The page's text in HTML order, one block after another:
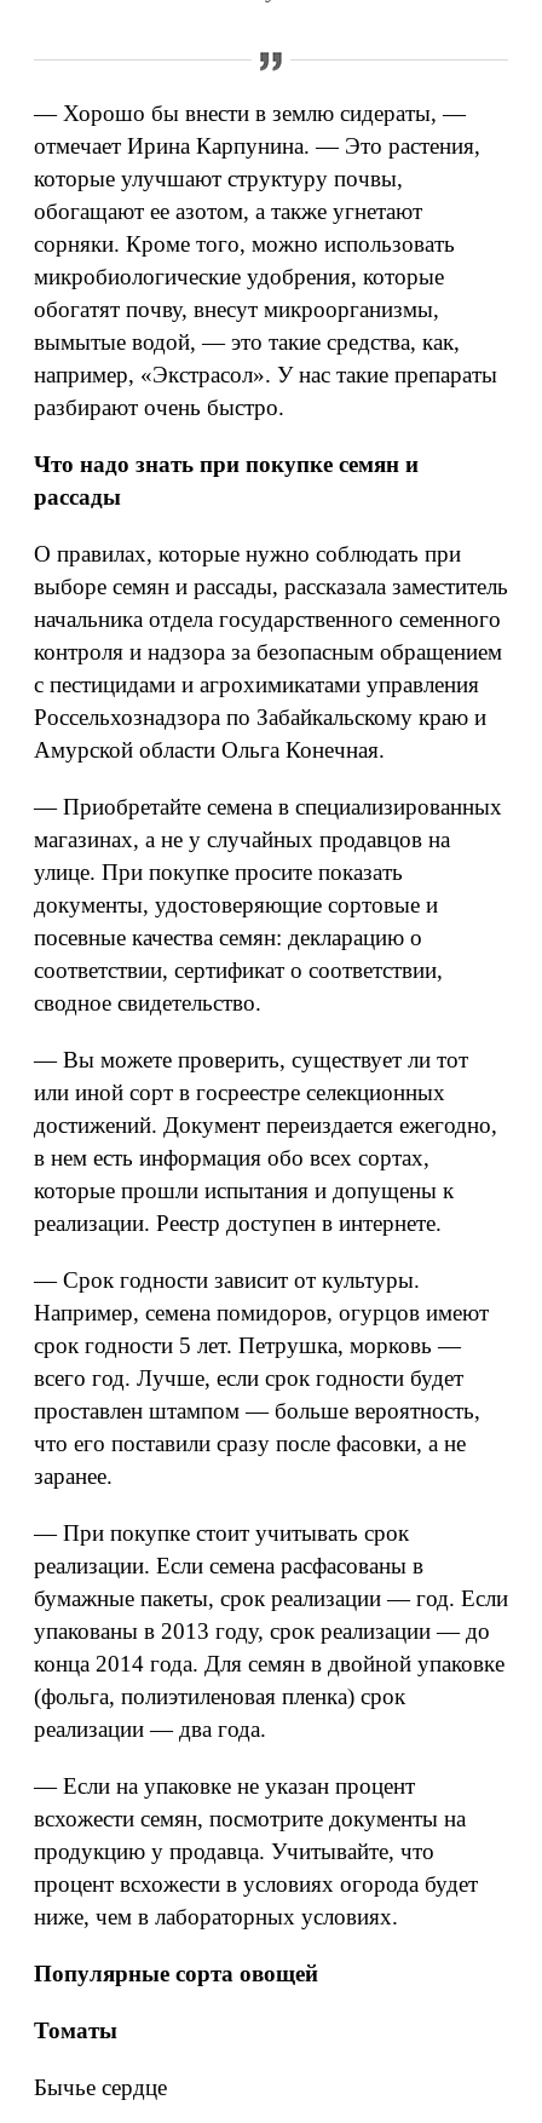
— Хорошо бы внести в землю сидераты, —
отмечает Ирина Карпунина. — Это растения,
которые улучшают структуру почвы,
обогащают ее азотом, а также угнетают
сорняки. Кроме того, можно использовать
микробиологические удобрения, которые
обогатят почву, внесут микроорганизмы,
вымытые водой, — это такие средства, как,
например, «Экстрасол». У нас такие препараты
разбирают очень быстро.
Что надо знать при покупке семян и
рассады
О правилах, которые нужно соблюдать при
выборе семян и рассады, рассказала заместитель
начальника отдела государственного семенного
контроля и надзора за безопасным обращением
с пестицидами и агрохимикатами управления
Россельхознадзора по Забайкальскому краю и
Амурской области Ольга Конечная.
— Приобретайте семена в специализированных
магазинах, а не у случайных продавцов на
улице. При покупке просите показать
документы, удостоверяющие сортовые и
посевные качества семян: декларацию о
соответствии, сертификат о соответствии,
сводное свидетельство.
— Вы можете проверить, существует ли тот
или иной сорт в госреестре селекционных
достижений. Документ переиздается ежегодно,
в нем есть информация обо всех сортах,
которые прошли испытания и допущены к
реализации. Реестр доступен в интернете.
— Срок годности зависит от культуры.
Например, семена помидоров, огурцов имеют
срок годности 5 лет. Петрушка, морковь —
всего год. Лучше, если срок годности будет
проставлен штампом — больше вероятность,
что его поставили сразу после фасовки, а не
заранее.
— При покупке стоит учитывать срок
реализации. Если семена расфасованы в
бумажные пакеты, срок реализации — год. Если
упакованы в 2013 году, срок реализации — до
конца 2014 года. Для семян в двойной упаковке
(фольга, полиэтиленовая пленка) срок
реализации — два года.
— Если на упаковке не указан процент
всхожести семян, посмотрите документы на
продукцию у продавца. Учитывайте, что
процент всхожести в условиях огорода будет
ниже, чем в лабораторных условиях.
Популярные сорта овощей
Томаты
Бычье сердце